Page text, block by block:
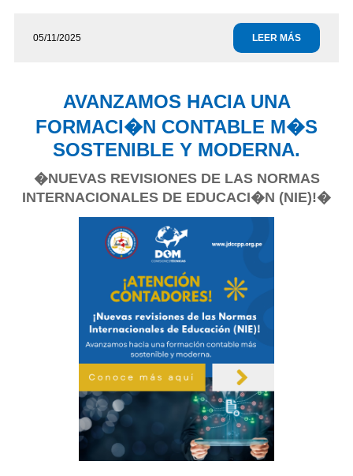
05/11/2025 LEER MÁS
AVANZAMOS HACIA UNA
FORMACI�N CONTABLE M�S
SOSTENIBLE Y MODERNA.
�NUEVAS REVISIONES DE LAS NORMAS
INTERNACIONALES DE EDUCACI�N (NIE)!�